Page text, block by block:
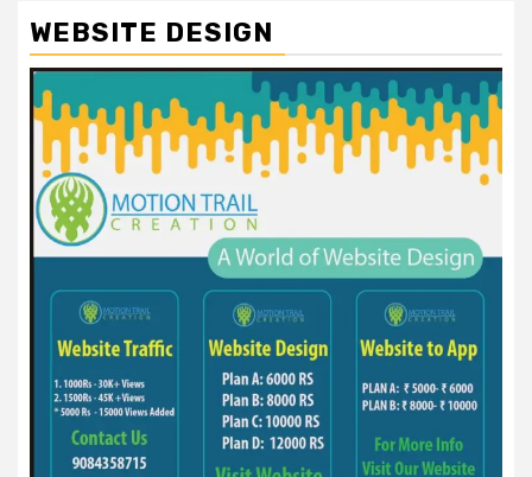
WEBSITE DESIGN